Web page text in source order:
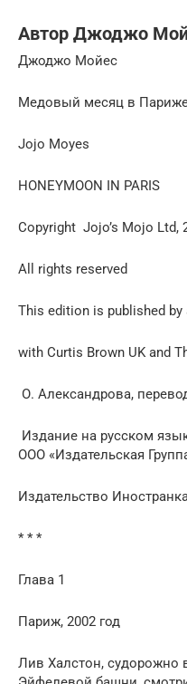
Автор Джоджо
Джоджо Мойес
Медовый месяц в
Jojo Moyes
HONEYMOON IN PARIS
Copyright Jojo’s Mojo Ltd,
All rights reserved
This edition is published by
with Curtis Brown UK and
О. Александрова,
Издание на русском
ООО «Издательская
Издательство
* * *
Глава 1
Париж, 2002 год
Лив Халстон, судорожно